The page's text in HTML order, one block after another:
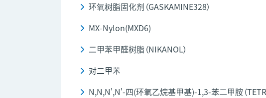
环氧树脂固化剂（GASKAMINE328）
MX-Nylon(MXD6)
二甲苯甲醛树脂（NIKANOL）
对二甲苯
N,N,N',N'-四(环氧乙烷基甲基)-1,3-苯二甲胺（